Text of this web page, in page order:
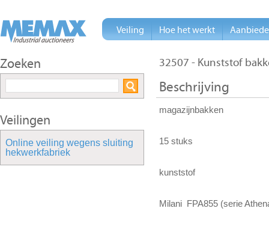
32507 - Kunststof
Beschrijving
magazijnbakken
15 stuks
kunststof
Milani FPA855 (serie
Zoeken
Veilingen
Online veiling wegens sluiting
hekwerkfabriek
Veiling Hoe het werkt